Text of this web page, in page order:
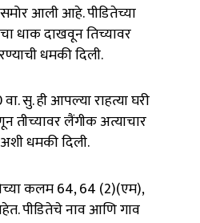
आली आहे. पीडितेच्या
धाक दाखवून तिच्यावर
धमकी दिली.
सु. ही आपल्या राहत्या घरी
लैंगीक अत्याचार
धमकी दिली.
कलम 64, 64 (2)(एम),
पीडितेचे नाव आणि गाव